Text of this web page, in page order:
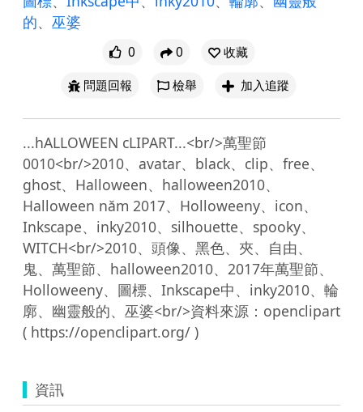
的、 巫婆
0 0
收藏
問題回報
檢舉 加入追蹤
...hALLOWEEN cLIPART...<br/>萬聖節
0010<br/>2010、avatar、black、clip、free、
ghost、Halloween、halloween2010、
Halloween năm 2017、Holloweeny、icon、
Inkscape、inky2010、silhouette、spooky、
WITCH<br/>2010、頭像、黑色、夾、自由、
鬼、萬聖節、halloween2010、2017年萬聖節、
Holloweeny、圖標、Inkscape中、inky2010、輪
廓、幽靈般的、巫婆<br/>資料來源：openclipart
資訊